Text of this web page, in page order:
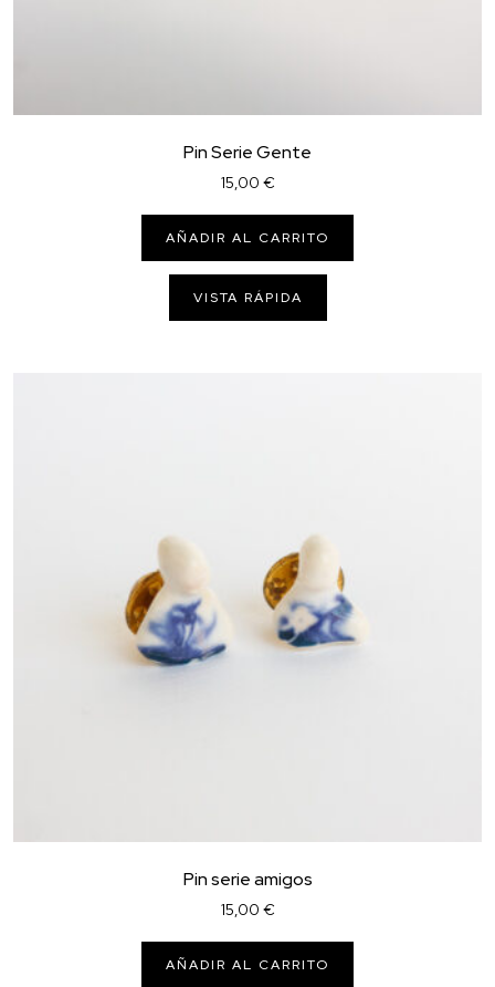
Pin Serie Gente
15,00 €
AÑADIR AL CARRITO
VISTA RÁPIDA
Pin serie amigos
15,00 €
AÑADIR AL CARRITO